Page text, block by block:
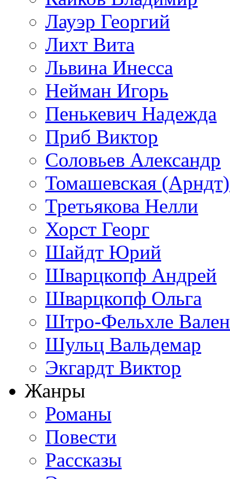
Лауэр Георгий
Лихт Вита
Львина Инесса
Нейман Игорь
Пенькевич Надежда
Приб Виктор
Соловьев Александр
Томашевская
Третьякова Нелли
Хорст Георг
Шайдт Юрий
Шварцкопф Андрей
Шварцкопф Ольга
Штро-Фельхле
Шульц Вальдемар
Экгардт Виктор
Жанры
Романы
Повести
Рассказы